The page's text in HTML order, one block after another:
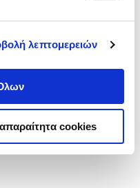
λεπτομερειών
cookies